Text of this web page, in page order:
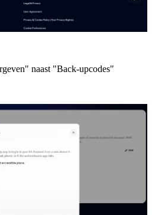
naast "Back-upcodes"